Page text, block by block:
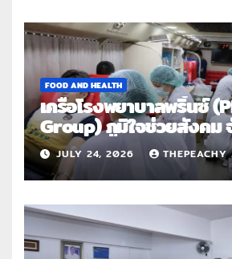
FOOD AND HEALTH
เครือโรงพยาบาลพริ้นซ์
Group) ภูมิใจช่วยสังค
ใหญ่ระดับประเทศ
สานต่อการให้ไม่สิ้นสุด”
JULY 24, 2026 THEPEACHY